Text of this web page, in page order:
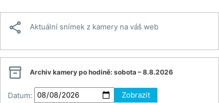
 Aktuální snímek z kamery na váš web
 Archiv kamery po hodině: sobota – 8.8.2026
Datum: Zobrazit